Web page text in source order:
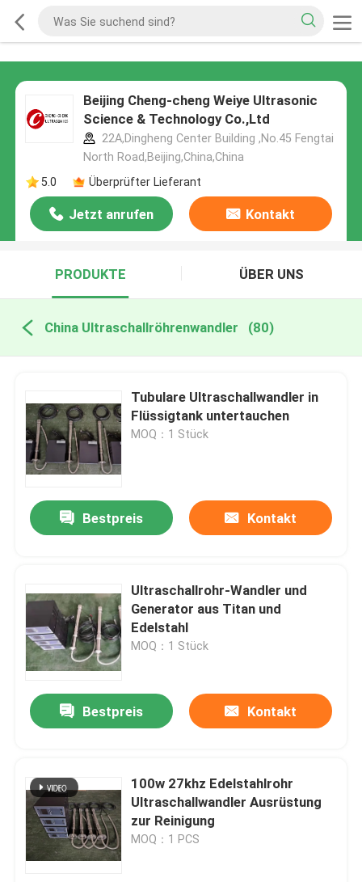
Beijing Cheng-cheng Weiye Ultrasonic
Science & Technology Co.,Ltd
22A,Dingheng Center Building ,No.45 Fengtai
North Road,Beijing,China,China
5.0
Überprüfter Lieferant
Jetzt anrufen Kontakt
PRODUKTE ÜBER UNS
China Ultraschallröhrenwandler (80)
Tubulare Ultraschallwandler in
Flüssigtank untertauchen
MOQ：1 Stück
Bestpreis Kontakt
Ultraschallrohr-Wandler und
Generator aus Titan und
Edelstahl
MOQ：1 Stück
Bestpreis Kontakt
100w 27khz Edelstahlrohr
Ultraschallwandler Ausrüstung
zur Reinigung
MOQ：1 PCS